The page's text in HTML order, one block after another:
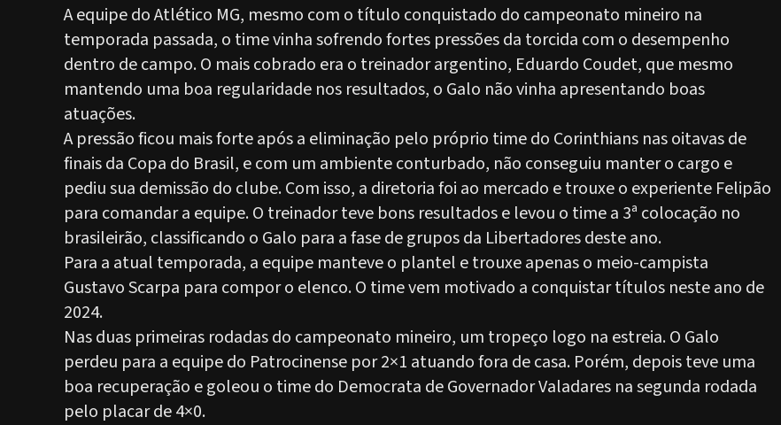
A equipe do Atlético MG, mesmo com o título conquistado do campeonato mineiro na
temporada passada, o time vinha sofrendo fortes pressões da torcida com o desempenho
dentro de campo. O mais cobrado era o treinador argentino, Eduardo Coudet, que mesmo
mantendo uma boa regularidade nos resultados, o Galo não vinha apresentando boas
atuações.
A pressão ficou mais forte após a eliminação pelo próprio time do Corinthians nas oitavas de
finais da Copa do Brasil, e com um ambiente conturbado, não conseguiu manter o cargo e
pediu sua demissão do clube. Com isso, a diretoria foi ao mercado e trouxe o experiente Felipão
para comandar a equipe. O treinador teve bons resultados e levou o time a 3ª colocação no
brasileirão, classificando o Galo para a fase de grupos da Libertadores deste ano.
Para a atual temporada, a equipe manteve o plantel e trouxe apenas o meio-campista
Gustavo Scarpa para compor o elenco. O time vem motivado a conquistar títulos neste ano de
2024.
Nas duas primeiras rodadas do campeonato mineiro, um tropeço logo na estreia. O Galo
perdeu para a equipe do Patrocinense por 2×1 atuando fora de casa. Porém, depois teve uma
boa recuperação e goleou o time do Democrata de Governador Valadares na segunda rodada
pelo placar de 4×0.